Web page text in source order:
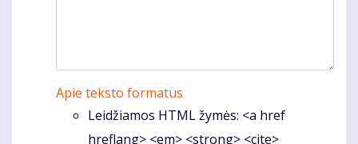
Apie teksto formatus
Leidžiamos HTML žymės: <a href
hreflang> <em> <strong> <cite>